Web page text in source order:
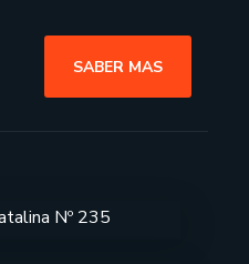
SABER MAS
Nº 235